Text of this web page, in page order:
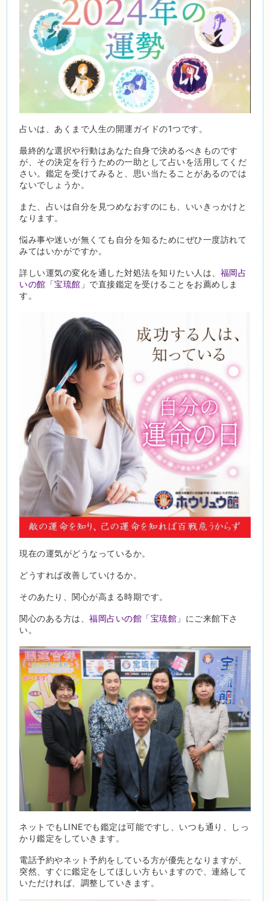
占いは、あくまで人生の開運ガイドの1つです。
最終的な選択や行動はあなた自身で決めるべきものです
が、その決定を行うための一助として占いを活用してくだ
さい。鑑定を受けてみると、思い当たることがあるのでは
ないでしょうか。
また、占いは自分を見つめなおすのにも、いいきっかけと
なります。
悩み事や迷いが無くても自分を知るためにぜひ一度訪れて
みてはいかがですか。
詳しい運気の変化を通した対処法を知りたい人は、 福岡占
いの館「宝琉館」 で直接鑑定を受けることをお薦めしま
す。
現在の運気がどうなっているか。
どうすれば改善していけるか。
そのあたり、関心が高まる時期です。
関心のある方は、福岡占いの館「宝琉館」 にご来館下さ
い。
ネットでもLINEでも鑑定は可能ですし、いつも通り、しっ
かり鑑定をしていきます。
電話予約やネット予約をしている方が優先となりますが、
突然、すぐに鑑定をしてほしい方もいますので、連絡して
いただければ、調整していきます。